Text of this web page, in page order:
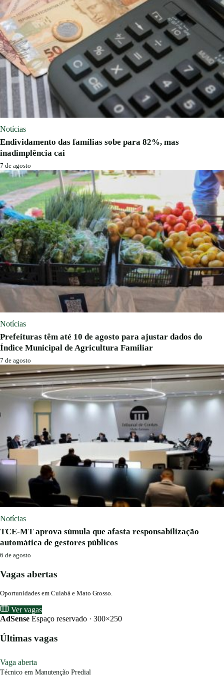
Notícias
Endividamento das famílias sobe para 82%, mas
inadimplência cai
7 de agosto
Notícias
Prefeituras têm até 10 de agosto para ajustar dados do
Índice Municipal de Agricultura Familiar
7 de agosto
Notícias
TCE-MT aprova súmula que afasta responsabilização
automática de gestores públicos
6 de agosto
Vagas abertas
Oportunidades em Cuiabá e Mato Grosso.
Ver vagas
AdSense Espaço reservado · 300×250
Últimas vagas
Vaga aberta
Técnico em Manutenção Predial